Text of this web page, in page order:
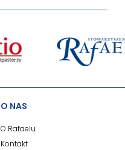
O NAS
O Rafaelu
Kontakt